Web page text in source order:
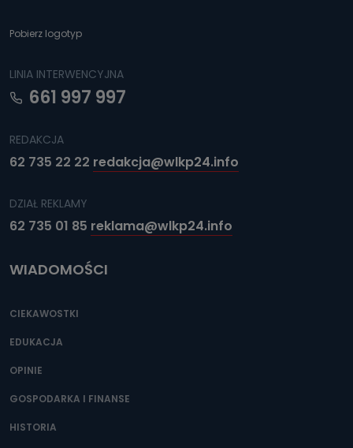
Pobierz logotyp
LINIA INTERWENCYJNA
661 997 997
REDAKCJA
62 735 22 22 redakcja@wlkp24.info
DZIAŁ REKLAMY
62 735 01 85 reklama@wlkp24.info
WIADOMOŚCI
CIEKAWOSTKI
EDUKACJA
OPINIE
GOSPODARKA I FINANSE
HISTORIA